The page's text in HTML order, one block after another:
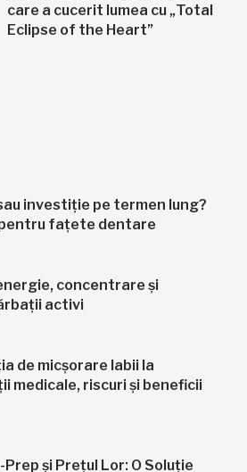
care a cucerit lumea cu „Total
Eclipse of the Heart”
investiție pe termen lung?
fațete dentare
concentrare și
activi
de micșorare labii la
medicale, riscuri și beneficii
și Prețul Lor: O Soluție